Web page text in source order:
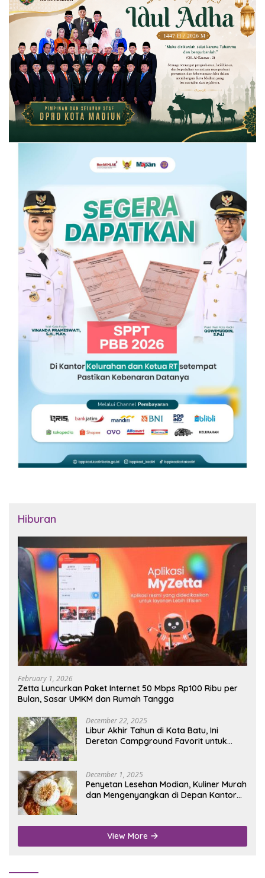
Hiburan
February 1, 2026
Zetta Luncurkan Paket Internet 50 Mbps Rp100 Ribu per
Bulan, Sasar UMKM dan Rumah Tangga
December 22, 2025
Libur Akhir Tahun di Kota Batu, Ini
Deretan Campground Favorit untuk
December 1, 2025
Penyetan Lesehan Modian, Kuliner Murah
dan Mengenyangkan di Depan Kantor
View More